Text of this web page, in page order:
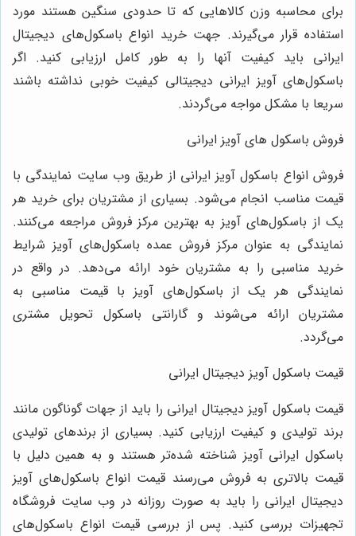
برای محاسبه وزن کالاهایی که تا حدودی سنگین هستند مورد
استفاده قرار می‌گیرند. جهت خرید انواع باسکول‌های دیجیتال
ایرانی باید کیفیت آنها را به طور کامل ارزیابی کنید. اگر
باسکول‌های آویز ایرانی دیجیتالی کیفیت خوبی نداشته باشند
سریعا با مشکل مواجه می‌گردند.
فروش باسکول های آویز ایرانی
فروش انواع باسکول آویز ایرانی از طریق وب سایت نمایندگی با
قیمت مناسب انجام می‌شود. بسیاری از مشتریان برای خرید هر
یک از باسکول‌های آویز به بهترین مرکز فروش مراجعه می‌کنند.
نمایندگی به عنوان مرکز فروش عمده باسکول‌های آویز شرایط
خرید مناسبی را به مشتریان خود ارائه می‌دهد. در واقع در
نمایندگی هر یک از باسکول‌های آویز با قیمت مناسبی به
مشتریان ارائه می‌شوند و گارانتی باسکول تحویل مشتری
می‌گردد.
قیمت باسکول آویز دیجیتال ایرانی
قیمت باسکول آویز دیجیتال ایرانی را باید از جهات گوناگون مانند
برند تولیدی و کیفیت ارزیابی کنید. بسیاری از برندهای تولیدی
باسکول ایرانی آویز شناخته شده‌تر هستند و به همین دلیل با
قیمت بالاتری به فروش می‌رسند قیمت انواع باسکول‌های آویز
دیجیتال ایرانی را باید به صورت روزانه در وب سایت فروشگاه
تجهیزات بررسی کنید. پس از بررسی قیمت انواع باسکول‌های